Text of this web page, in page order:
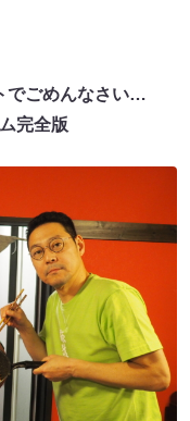
でごめんなさい…
完全版